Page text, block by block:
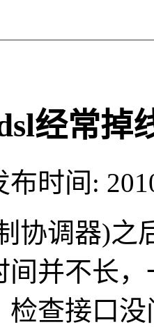
经常掉
时间:
协调器)之
间并不长
检查接口